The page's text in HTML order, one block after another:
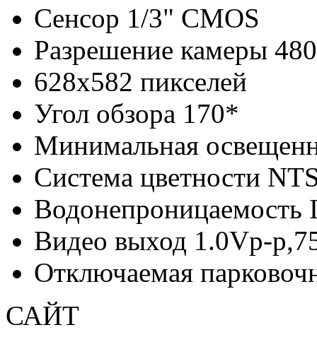
Сенсор 1/3" CMOS
Разрешение камеры
628х582 пикселей
Угол обзора 170*
Минимальная
Система цветности
Водонепроницаемость
Видео выход 1.0Vp-
Отключаемая
САЙТ